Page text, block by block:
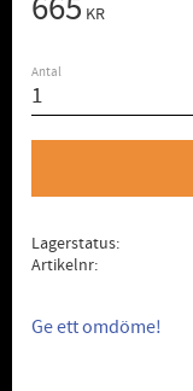
665 KR
Antal
Lagerstatus
Artikelnr
Ge ett omdöme!